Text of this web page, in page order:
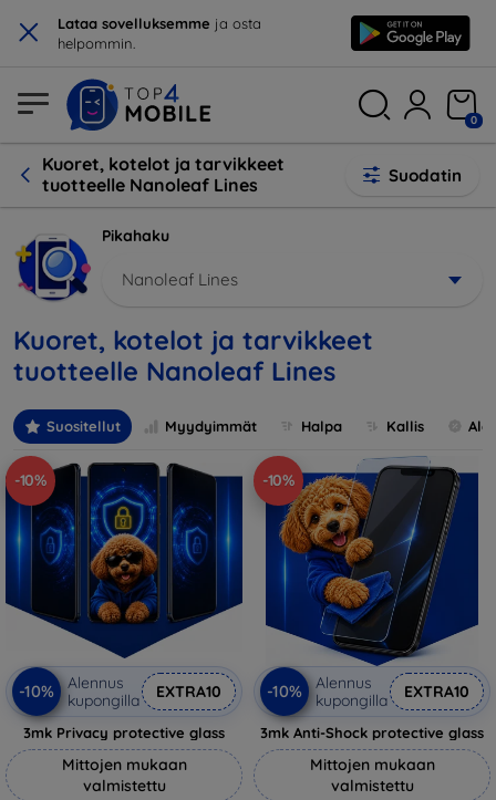
× Lataa sovelluksemme ja osta
helpommin.
0
Kuoret, kotelot ja tarvikkeet
tuotteelle Nanoleaf Lines
Suodatin
Pikahaku
Nanoleaf Lines
Kuoret, kotelot ja tarvikkeet
tuotteelle Nanoleaf Lines
Suositellut Myydyimmät Halpa Kallis
-10%
-10%
Alennus
kupongilla
EXTRA10
3mk Privacy protective glass
Mittojen mukaan
valmistettu
-10%
-10%
Alennus
kupongilla
EXTRA10
3mk Anti-Shock protective glass
Mittojen mukaan
valmistettu